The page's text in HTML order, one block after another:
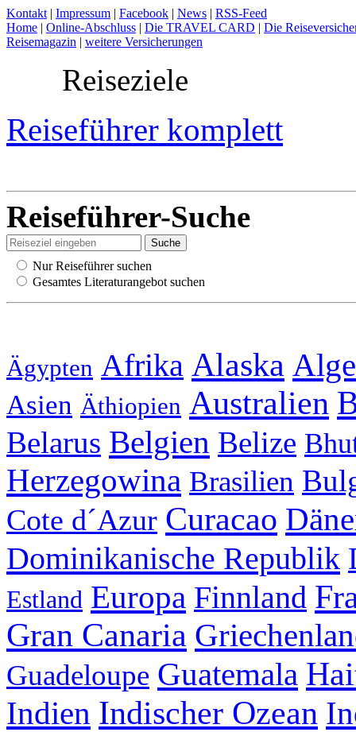
Kontakt | Impressum | Facebook | News | RSS-Feed
Home | Online-Abschluss | Die TRAVEL CARD | Die
Reisemagazin | weitere Versicherungen
Reiseziele
Reiseführer komplett
Reiseführer-Suche
Nur Reiseführer suchen
Gesamtes Literaturangebot suchen
Ägypten Afrika Alaska
Asien Äthiopien Australien
Belarus Belgien Belize
Herzegowina Brasilien
Cote d´Azur Curacao
Dominikanische Republik
Estland Europa Finnland
Gran Canaria
Guadeloupe Guatemala
Indien Indischer Ozean